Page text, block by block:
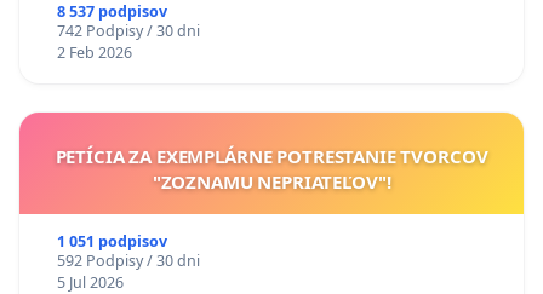
8 537 podpisov
742 Podpisy / 30 dni
2 Feb 2026
PETÍCIA ZA EXEMPLÁRNE POTRESTANIE TVORCOV
"ZOZNAMU NEPRIATEĽOV"!
1 051 podpisov
592 Podpisy / 30 dni
5 Jul 2026